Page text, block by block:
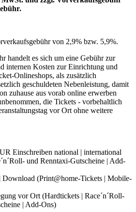
von 2,9% bzw. 5,9%.
handelt es sich um eine Gebühr zur
internen Kosten zur Einrichtung und
Onlineshops, als zusätzlich
geschuldeten Nebenleistung, damit
zuhause aus vorab online erwerben
die Tickets - vorbehaltlich
vor Ort ohne weitere
Einschreiben national | international
und Renntaxi-Gutscheine | Add-
(Print@home-Tickets | Mobile-
vor Ort (Hardtickets | Race´n´Roll-
| Add-Ons)